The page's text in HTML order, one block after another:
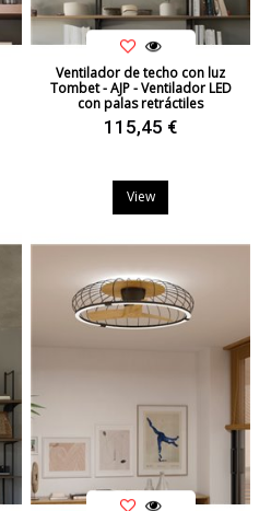
Ventilador de techo con luz
Tombet - AJP - Ventilador LED
con palas retráctiles
115,45 €
View